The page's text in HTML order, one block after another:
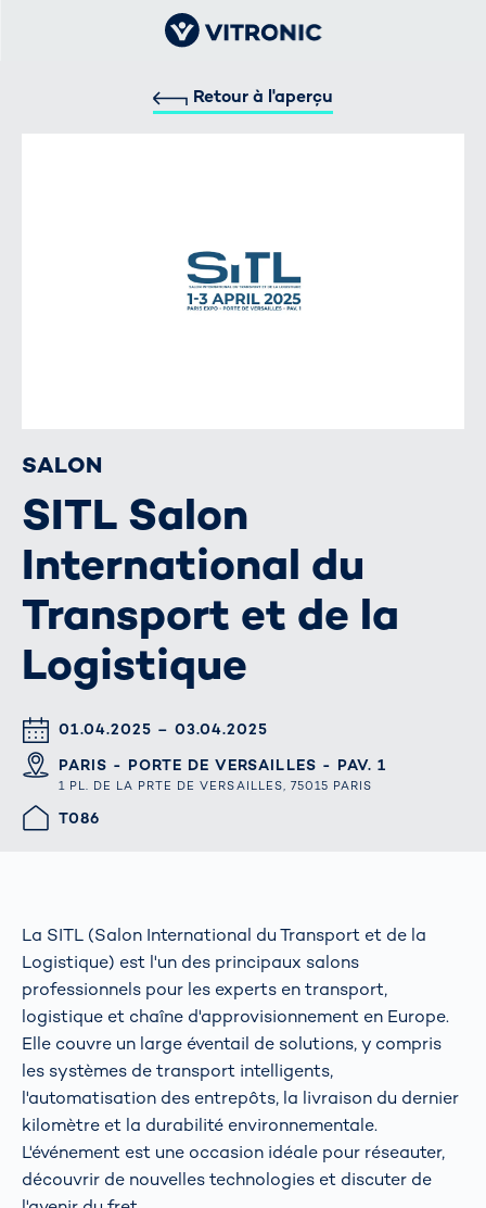
Retour à l'aperçu
SALON
SITL Salon
International du
Transport et de la
Logistique
DATUM & UHRZEIT
01.04.2025 – 03.04.2025
ORT
PARIS - PORTE DE VERSAILLES - PAV. 1
1 PL. DE LA PRTE DE VERSAILLES, 75015 PARIS
HALLE/STAND
T086
La SITL (Salon International du Transport et de la
Logistique) est l'un des principaux salons
professionnels pour les experts en transport,
logistique et chaîne d'approvisionnement en Europe.
Elle couvre un large éventail de solutions, y compris
les systèmes de transport intelligents,
l'automatisation des entrepôts, la livraison du dernier
kilomètre et la durabilité environnementale.
L'événement est une occasion idéale pour réseauter,
découvrir de nouvelles technologies et discuter de